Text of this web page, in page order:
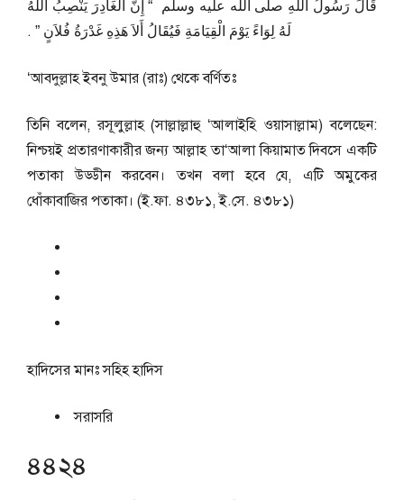
قَالَ رَسُولُ اللَّهِ صلى الله عليه وسلم ‏ “‏ إِنَّ الْغَادِرَ يَنْصِبُ اللَّهُ
لَهُ لِوَاءً يَوْمَ الْقِيَامَةِ فَيُقَالُ أَلاَ هَذِهِ غَدْرَةُ فُلاَنٍ ‏”‏ ‏.‏
‘আবদুল্লাহ ইবনু উমার (রাঃ) থেকে বর্ণিতঃ
তিনি বলেন, রসূলুল্লাহ (সাল্লাল্লাহু ‘আলাইহি ওয়াসাল্লাম) বলেছেন:
নিশ্চয়ই প্রতারণাকারীর জন্য আল্লাহ তা‘আলা কিয়ামাত দিবসে একটি
পতাকা উড্ডীন করবেন। তখন বলা হবে যে, এটি অমুকের
ধোঁকাবাজির পতাকা। (ই.ফা. ৪৩৮১, ই.সে. ৪৩৮১)
হাদিসের মানঃসহিহ হাদিস
সরাসরি
৪৪২৪